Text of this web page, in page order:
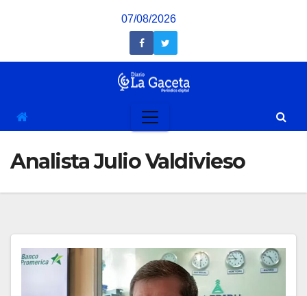
07/08/2026
Analista Julio Valdivieso